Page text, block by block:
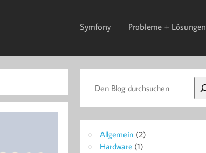
Symfony Probleme + Lösungen
Suchen
Allgemein (2)
Hardware (1)